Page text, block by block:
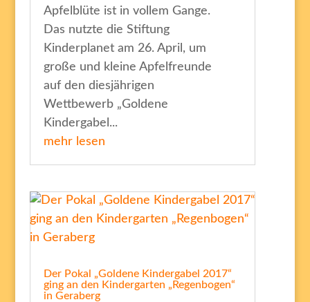
Apfelblüte ist in vollem Gange.
Das nutzte die Stiftung
Kinderplanet am 26. April, um
große und kleine Apfelfreunde
auf den diesjährigen
Wettbewerb „Goldene
Kindergabel...
mehr lesen
Der Pokal „Goldene Kindergabel 2017“
ging an den Kindergarten „Regenbogen“
in Geraberg